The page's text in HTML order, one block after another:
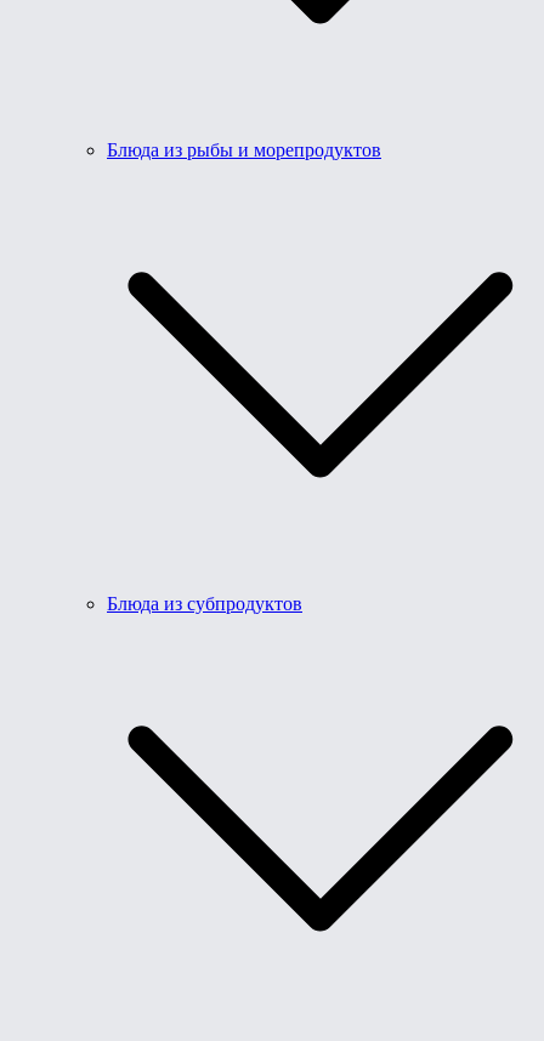
Блюда из рыбы и морепродуктов
Блюда из субпродуктов